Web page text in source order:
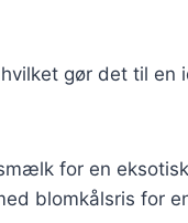
gør det til en
for en
blomkålsris for